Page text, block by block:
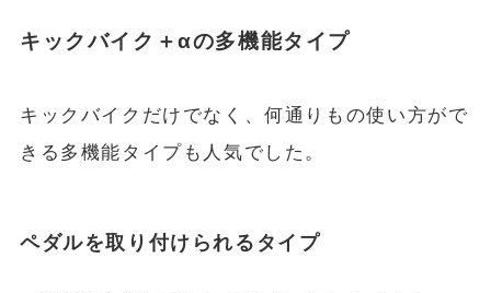
キックバイク＋αの多機能タイプ
キックバイクだけでなく、何通りもの使い方がで
きる多機能タイプも人気でした。
ペダルを取り付けられるタイプ